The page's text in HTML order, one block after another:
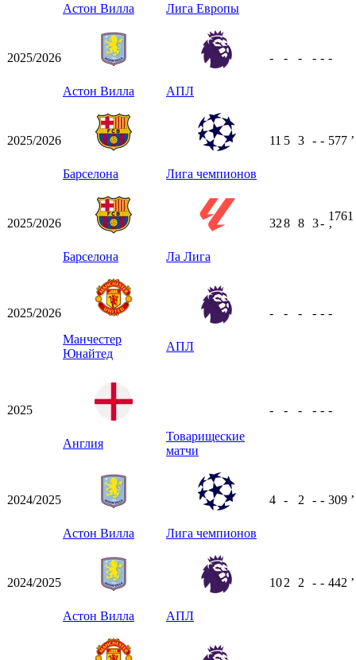
Астон Вилла Лига Европы
2025/2026
Астон Вилла АПЛ
- - - - - -
2025/2026
Барселона Лига чемпионов
11 5 3 - - 577 ʼ
2025/2026
Барселона Ла Лига
328 8 3-
1761
ʼ
2025/2026
Манчестер
Юнайтед
АПЛ
- - - - - -
2025
Англия
Товарищеские
матчи
- - - - - -
2024/2025
Астон Вилла Лига чемпионов
4 - 2 - - 309 ʼ
2024/2025
Астон Вилла АПЛ
102 2 - - 442 ʼ